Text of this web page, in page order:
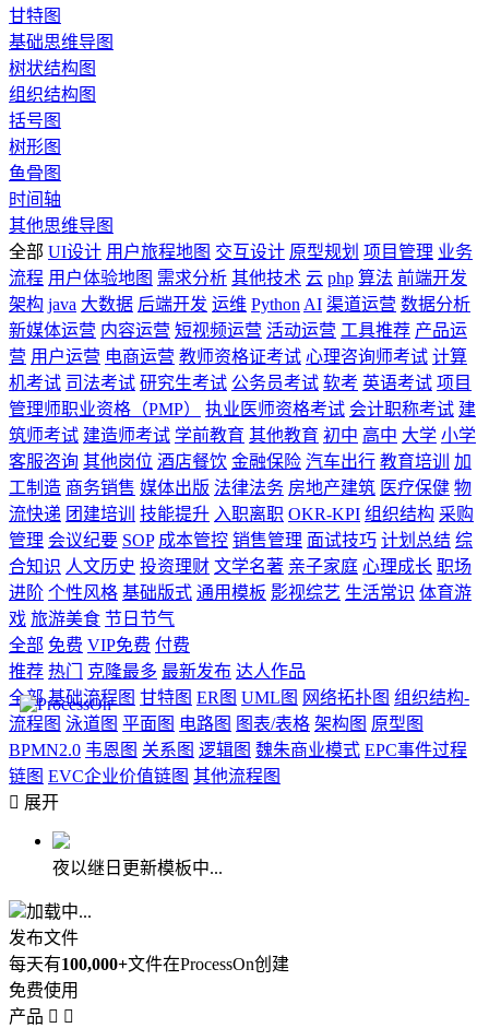
甘特图
基础思维导图
树状结构图
组织结构图
括号图
树形图
鱼骨图
时间轴
其他思维导图
全部 UI设计 用户旅程地图 交互设计 原型规划 项目管理 业务
流程 用户体验地图 需求分析 其他技术 云 php 算法 前端开发
架构 java 大数据 后端开发 运维 Python AI 渠道运营 数据分析
新媒体运营 内容运营 短视频运营 活动运营 工具推荐 产品运
营 用户运营 电商运营 教师资格证考试 心理咨询师考试 计算
机考试 司法考试 研究生考试 公务员考试 软考 英语考试 项目
管理师职业资格（PMP）
执业医师资格考试 会计职称考试 建
筑师考试 建造师考试 学前教育 其他教育 初中 高中 大学 小学
客服咨询 其他岗位 酒店餐饮 金融保险 汽车出行 教育培训
加
工制造 商务销售 媒体出版 法律法务 房地产建筑 医疗保健 物
流快递 团建培训 技能提升 入职离职 OKR-KPI 组织结构 采购
管理 会议纪要 SOP 成本管控 销售管理 面试技巧 计划总结 综
合知识 人文历史 投资理财 文学名著 亲子家庭 心理成长 职场
进阶 个性风格 基础版式 通用模板 影视综艺 生活常识 体育游
戏 旅游美食 节日节气
全部 免费 VIP免费 付费
推荐 热门 克隆最多 最新发布 达人作品
全部 基础流程图 甘特图 ER图 UML图 网络拓扑图 组织结构-
流程图 泳道图 平面图 电路图 图表/表格 架构图 原型图
BPMN2.0 韦恩图 关系图 逻辑图 魏朱商业模式 EPC事件过程
链图 EVC企业价值链图 其他流程图
 展开
夜以继日更新模板中...
加载中...
发布文件
每天有100,000+文件在ProcessOn创建
免费使用
产品  